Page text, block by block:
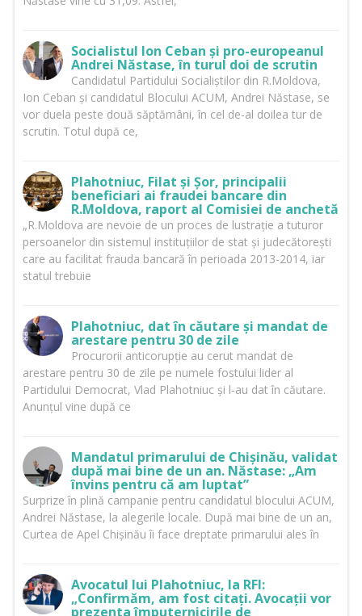
Socialistul Ion Ceban și pro-europeanul
Andrei Năstase, în turul doi de scrutin
Candidatul Partidului Socialiștilor din R.Moldova,
Ion Ceban și candidatul Blocului ACUM, Andrei Năstase, se
vor duela peste două săptămâni, în cel de-al doilea tur de
scrutin. Totul după ce,
Plahotniuc, Filat și Șor, principalii
beneficiari ai fraudei bancare din
R.Moldova, raport al Comisiei de anchetă
„R.Moldova are nevoie de un proces de lustrație a tuturor
persoanelor din sistemul instituțiilor de stat și judecătorești
care au facilitat frauda bancară în perioada 2013-2014, iar
statul trebuie
Plahotniuc, dat în căutare și mandat de
arestare pentru 30 de zile
Procurorii anticorupție au cerut mandat de
arestare pentru 30 de zile pe numele fostului lider al
Partidului Democrat, Vlad Plahotniuc și l-au dat în căutare.
Anunțul vine după ce
Mandatul primarului de Chișinău, validat
după mai bine de un an. Năstase: „Am
învins pentru că am luptat”
Surprize în plină campanie pentru candidatul blocului ACUM,
Andrei Năstase, la alegerile locale. După mai bine de un an,
Curtea de Apel Chișinău îi face dreptate primarului ales în
Avocatul lui Plahotniuc, la RFI:
„Confirmăm, am fost citați. Avocații vor
prezenta împuternicirile de